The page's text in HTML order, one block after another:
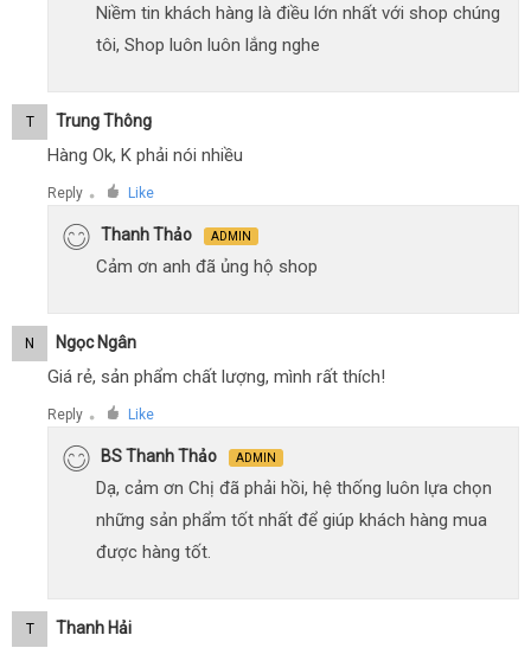
Niềm tin khách hàng là điều lớn nhất với shop chúng
tôi, Shop luôn luôn lắng nghe
T Trung Thông
Hàng Ok, K phải nói nhiều
Reply ● Like
Thanh Thảo ADMIN
Cảm ơn anh đã ủng hộ shop
N Ngọc Ngân
Giá rẻ, sản phẩm chất lượng, mình rất thích!
Reply ● Like
BS Thanh Thảo ADMIN
Dạ, cảm ơn Chị đã phải hồi, hệ thống luôn lựa chọn
những sản phẩm tốt nhất để giúp khách hàng mua
được hàng tốt.
T Thanh Hải